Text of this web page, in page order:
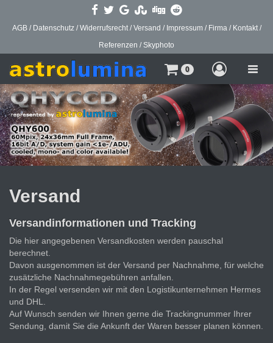
AGB / Datenschutz / Widerrufsrecht / Versand / Impressum / Firma / Kontakt /
Referenzen / Skyphoto
Toggle
0
Versand
Versandinformationen und Tracking
Die hier angegebenen Versandkosten werden pauschal
berechnet.
Davon ausgenommen ist der Versand per Nachnahme, für welche
zusätzliche Nachnahmegebühren anfallen.
In der Regel versenden wir mit den Logistikunternehmen Hermes
und DHL.
Auf Wunsch senden wir Ihnen gerne die Trackingnummer Ihrer
Sendung, damit Sie die Ankunft der Waren besser planen können.